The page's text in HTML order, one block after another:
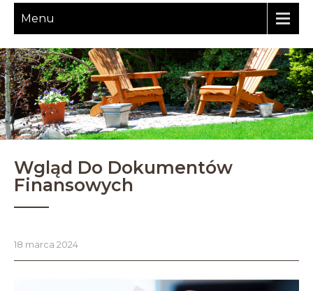
Menu
Wgląd Do Dokumentów
Finansowych
18 marca 2024